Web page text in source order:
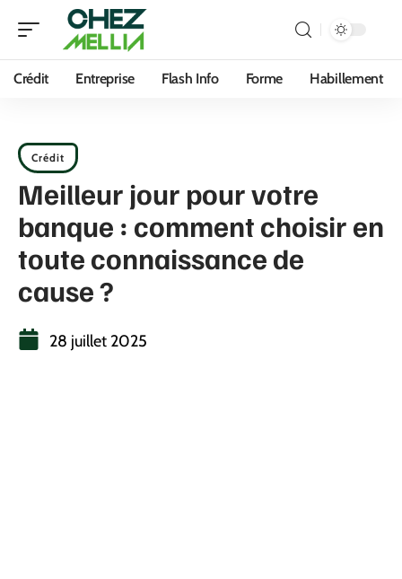
Crédit Entreprise Flash Info Forme Habillement
Crédit
Meilleur jour pour votre
banque : comment choisir en
toute connaissance de
cause ?
28 juillet 2025